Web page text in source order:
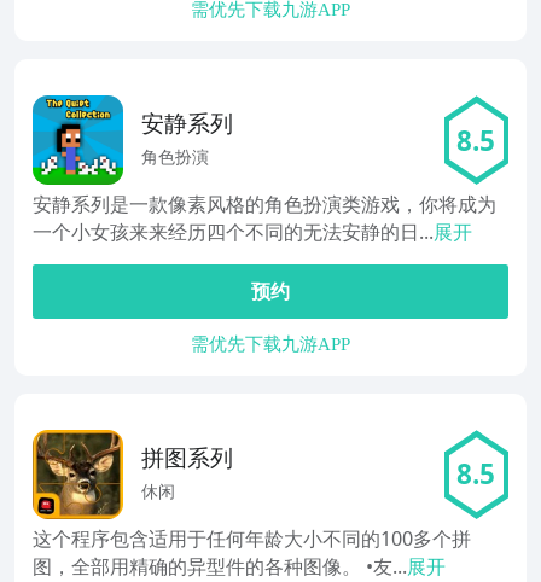
需优先下载九游APP
安静系列
角色扮演 8.5
安静系列是一款像素风格的角色扮演类游戏，你将成为
一个小女孩来来经历四个不同的无法安静的日...展开
预约
需优先下载九游APP
拼图系列
休闲 8.5
这个程序包含适用于任何年龄大小不同的100多个拼
图，全部用精确的异型件的各种图像。 •友...展开